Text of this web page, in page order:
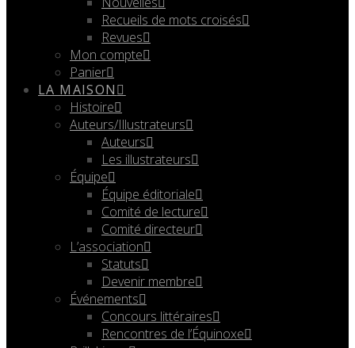
Recueils de mots croisés
Revues
Mon compte
Panier
LA MAISON
Histoire
Auteurs/Illustrateurs
Auteurs
Les illustrateurs
Équipe
Équipe éditoriale
Comité de lecture
Comité directeur
L’association
Statuts
Devenir membre
Événements
Concours littéraires
Rencontres de l’Équinoxe